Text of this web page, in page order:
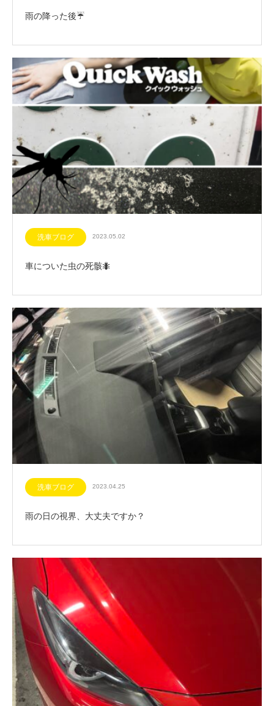
雨の降った後☔️
洗車ブログ 2023.05.02
車についた虫の死骸🐜
洗車ブログ 2023.04.25
雨の日の視界、大丈夫ですか？